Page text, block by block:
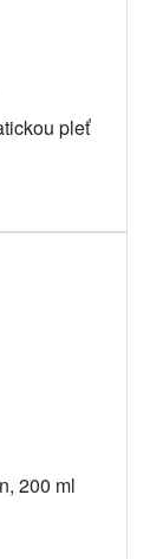
pleť
200 ml